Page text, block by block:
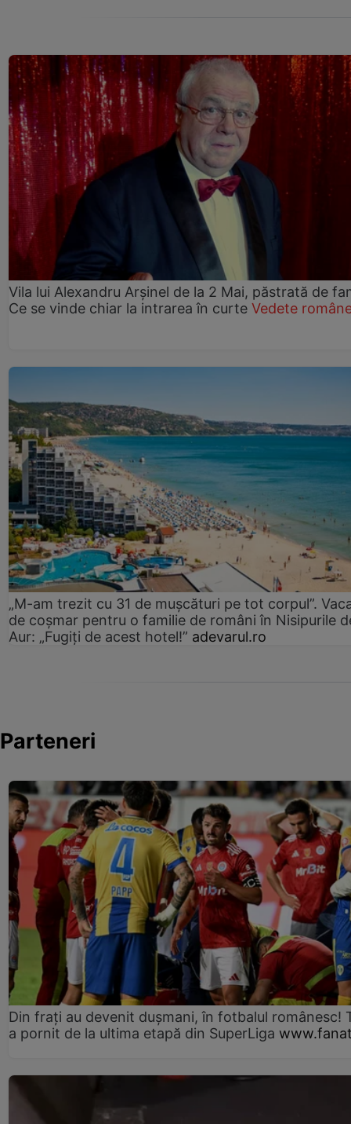
Vila lui Alexandru Arșinel de la 2 Mai, păstrată de
Ce se vinde chiar la intrarea în curte Vedete
„M-am trezit cu 31 de mușcături pe tot corpul”.
de coșmar pentru o familie de români în Nisipurile
Aur: „Fugiți de acest hotel!” adevarul.ro
Parteneri
Din frați au devenit dușmani, în fotbalul românesc!
a pornit de la ultima etapă din SuperLiga